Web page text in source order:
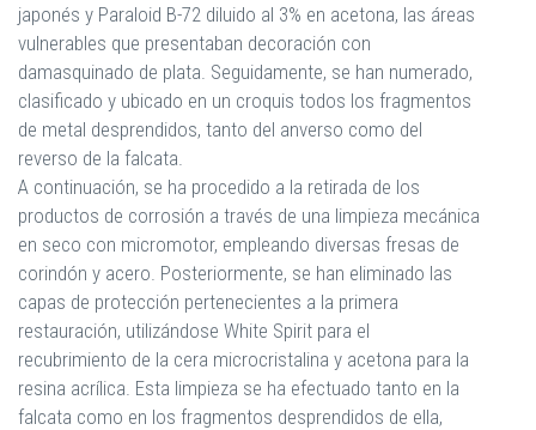
japonés y Paraloid B-72 diluido al 3% en acetona, las áreas
vulnerables que presentaban decoración con
damasquinado de plata. Seguidamente, se han numerado,
clasificado y ubicado en un croquis todos los fragmentos
de metal desprendidos, tanto del anverso como del
reverso de la falcata.
A continuación, se ha procedido a la retirada de los
productos de corrosión a través de una limpieza mecánica
en seco con micromotor, empleando diversas fresas de
corindón y acero. Posteriormente, se han eliminado las
capas de protección pertenecientes a la primera
restauración, utilizándose White Spirit para el
recubrimiento de la cera microcristalina y acetona para la
resina acrílica. Esta limpieza se ha efectuado tanto en la
falcata como en los fragmentos desprendidos de ella,